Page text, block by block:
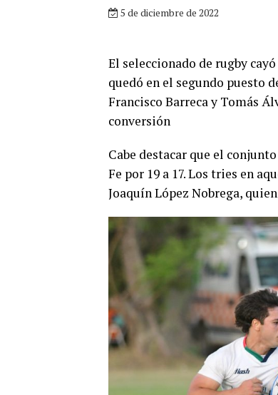
5 de diciembre de 2022
El seleccionado de rugby
quedó en el segundo puesto
Francisco Barreca y Tomás
conversión
Cabe destacar que el
Fe por 19 a 17. Los tries en
Joaquín López Nobrega,